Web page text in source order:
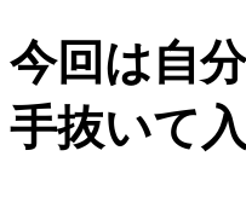
今回は自
手抜いて